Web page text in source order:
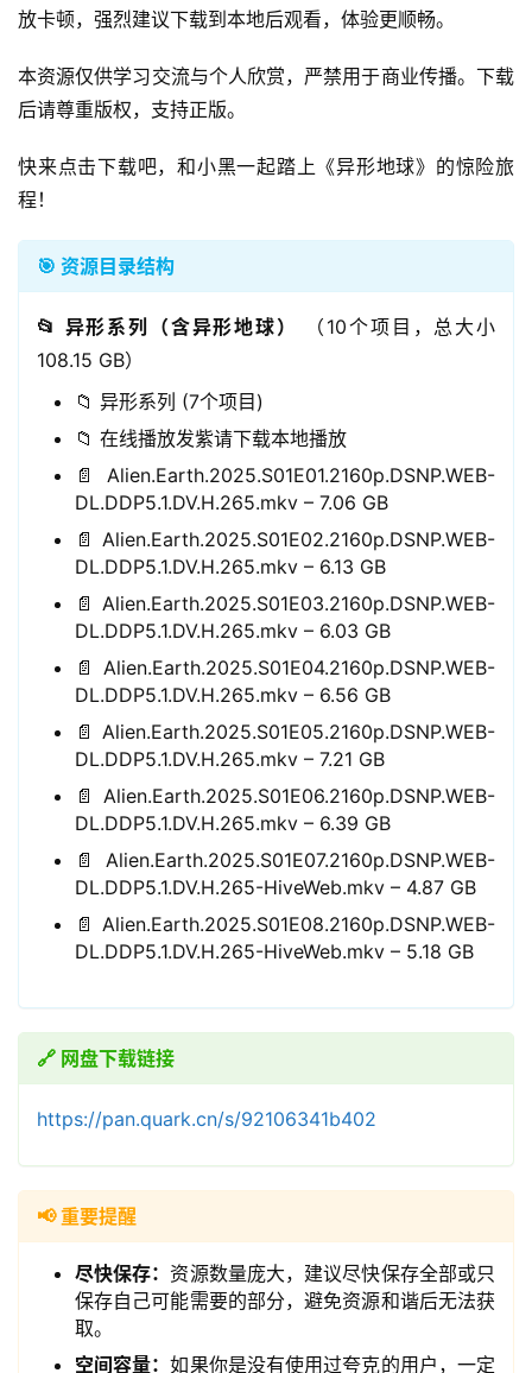
入
口
放卡顿，强烈建议下载到本地后观看，体验更顺畅。
本资源仅供学习交流与个人欣赏，严禁用于商业传播。下载
后请尊重版权，支持正版。
快来点击下载吧，和小黑一起踏上《异形地球》的惊险旅
程！
🎯 资源目录结构
📂 异形系列（含异形地球）
（10个项目，总大小
108.15 GB）
📁 异形系列 (7个项目)
📁 在线播放发紫请下载本地播放
📄 Alien.Earth.2025.S01E01.2160p.DSNP.WEB-
DL.DDP5.1.DV.H.265.mkv – 7.06 GB
📄 Alien.Earth.2025.S01E02.2160p.DSNP.WEB-
DL.DDP5.1.DV.H.265.mkv – 6.13 GB
📄 Alien.Earth.2025.S01E03.2160p.DSNP.WEB-
DL.DDP5.1.DV.H.265.mkv – 6.03 GB
📄 Alien.Earth.2025.S01E04.2160p.DSNP.WEB-
DL.DDP5.1.DV.H.265.mkv – 6.56 GB
📄 Alien.Earth.2025.S01E05.2160p.DSNP.WEB-
DL.DDP5.1.DV.H.265.mkv – 7.21 GB
📄 Alien.Earth.2025.S01E06.2160p.DSNP.WEB-
DL.DDP5.1.DV.H.265.mkv – 6.39 GB
📄 Alien.Earth.2025.S01E07.2160p.DSNP.WEB-
DL.DDP5.1.DV.H.265-HiveWeb.mkv – 4.87 GB
📄 Alien.Earth.2025.S01E08.2160p.DSNP.WEB-
DL.DDP5.1.DV.H.265-HiveWeb.mkv – 5.18 GB
🔗 网盘下载链接
https://pan.quark.cn/s/92106341b402
📢 重要提醒
尽快保存： 资源数量庞大，建议尽快保存全部或只
保存自己可能需要的部分，避免资源和谐后无法获
取。
空间容量：如果你是没有使用过夸克的用户，一定